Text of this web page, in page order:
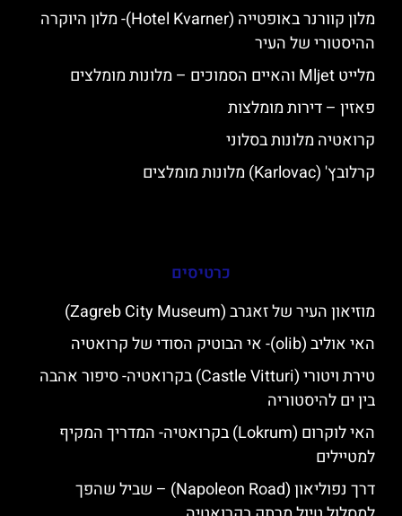
מלון קוורנר באופטייה (Hotel Kvarner)- מלון היוקרה
ההיסטורי של העיר
מלייט Mljet והאיים הסמוכים – מלונות מומלצים
פאזין – דירות מומלצות
קרואטיה מלונות בסלוני
קרלובץ' (Karlovac) מלונות מומלצים
כרטיסים
מוזיאון העיר של זאגרב (Zagreb City Museum)
האי אוליב (olib)- אי הבוטיק הסודי של קרואטיה
טירת ויטורי (Castle Vitturi) בקרואטיה- סיפור אהבה
בין ים להיסטוריה
האי לוקרום (Lokrum) בקרואטיה- המדריך המקיף
למטיילים
דרך נפוליאון (Napoleon Road) – שביל שהפך